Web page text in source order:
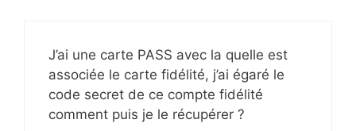
J’ai une carte PASS avec la quelle est
associée le carte fidélité, j’ai égaré le
code secret de ce compte fidélité
comment puis je le récupérer ?